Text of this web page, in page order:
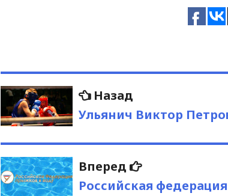
Навигация
по
записям
Назад
запись:
Ульянич Виктор
Вперед
Следующая
запись:
Российская